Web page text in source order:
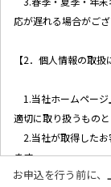
応が遅れる場合がござ
【2．個人情報の取扱
1.当社ホームページ
適切に取り扱うものと
2.当社が取得したお
ます。
(1)お客様リクエス
お申込を行う前に